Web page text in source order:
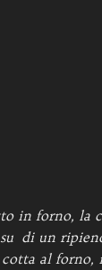
in forno, la
su di un
cotta al forno,